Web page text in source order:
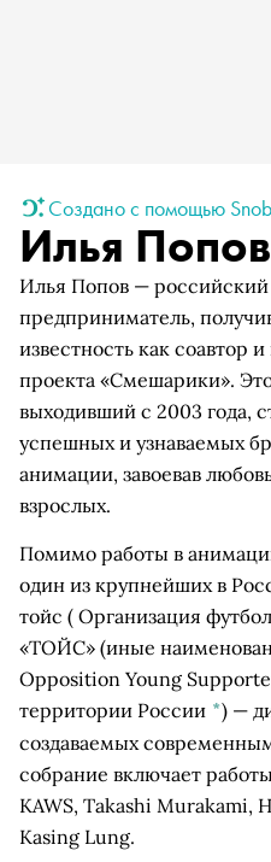
Создано с помощью
Илья Попов
Илья Попов —
предприниматель,
известность как соавтор
проекта «Смешарики».
выходивший с 2003 года,
успешных и узнаваемых
анимации, завоевав
взрослых.
Помимо работы в
один из крупнейших в
тойс ( Организация
«ТОЙС» (иные
Opposition Young
территории России *) —
создаваемых
собрание включает
KAWS, Takashi Murakami,
Kasing Lung.